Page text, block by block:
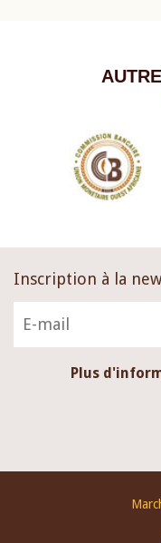
Inscription à la
Plus